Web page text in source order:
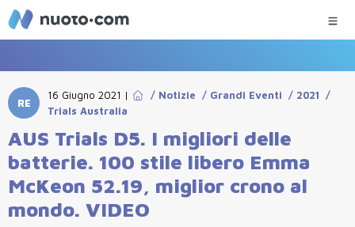
RE
16 Giugno 2021 | / Notizie / Grandi Eventi / 2021 /
Trials Australia
AUS Trials D5. I migliori delle
batterie. 100 stile libero Emma
McKeon 52.19, miglior crono al
mondo. VIDEO